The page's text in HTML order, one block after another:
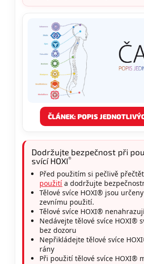
ČLÁNEK: POPIS
Dodržujte bezpečnost při
svící HOXI®
Před použitím si pečlivě
použití a dodržujte
Tělové svíce HOXI® jsou
zevnímu použití.
Tělové svíce HOXI®
Nedávejte tělové svíce HOXI®
bez dozoru
Nepřikládejte tělové svíce
rány
Při použití tělové svíce HOXI®